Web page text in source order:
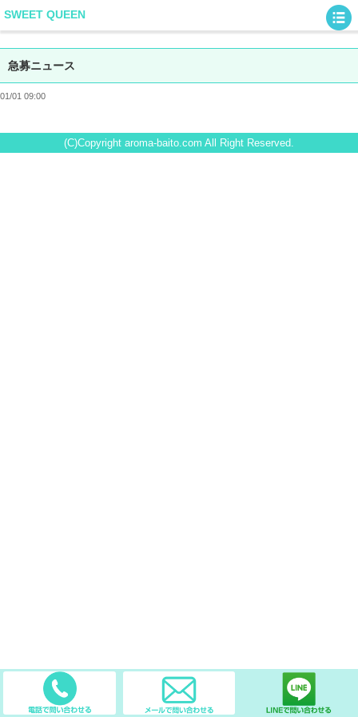
SWEET QUEEN
急募ニュース
01/01 09:00
(C)Copyright aroma-baito.com All Right Reserved.